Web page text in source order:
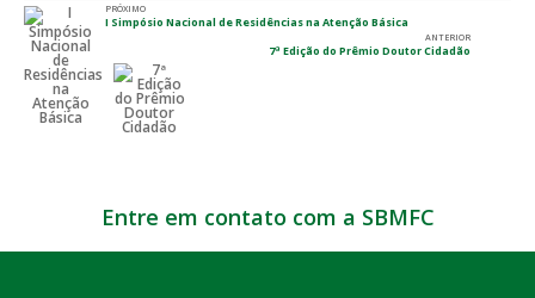
PRÓXIMO
I Simpósio Nacional de Residências na Atenção Básica
ANTERIOR
7ª Edição do Prêmio Doutor Cidadão
Entre em contato com a SBMFC